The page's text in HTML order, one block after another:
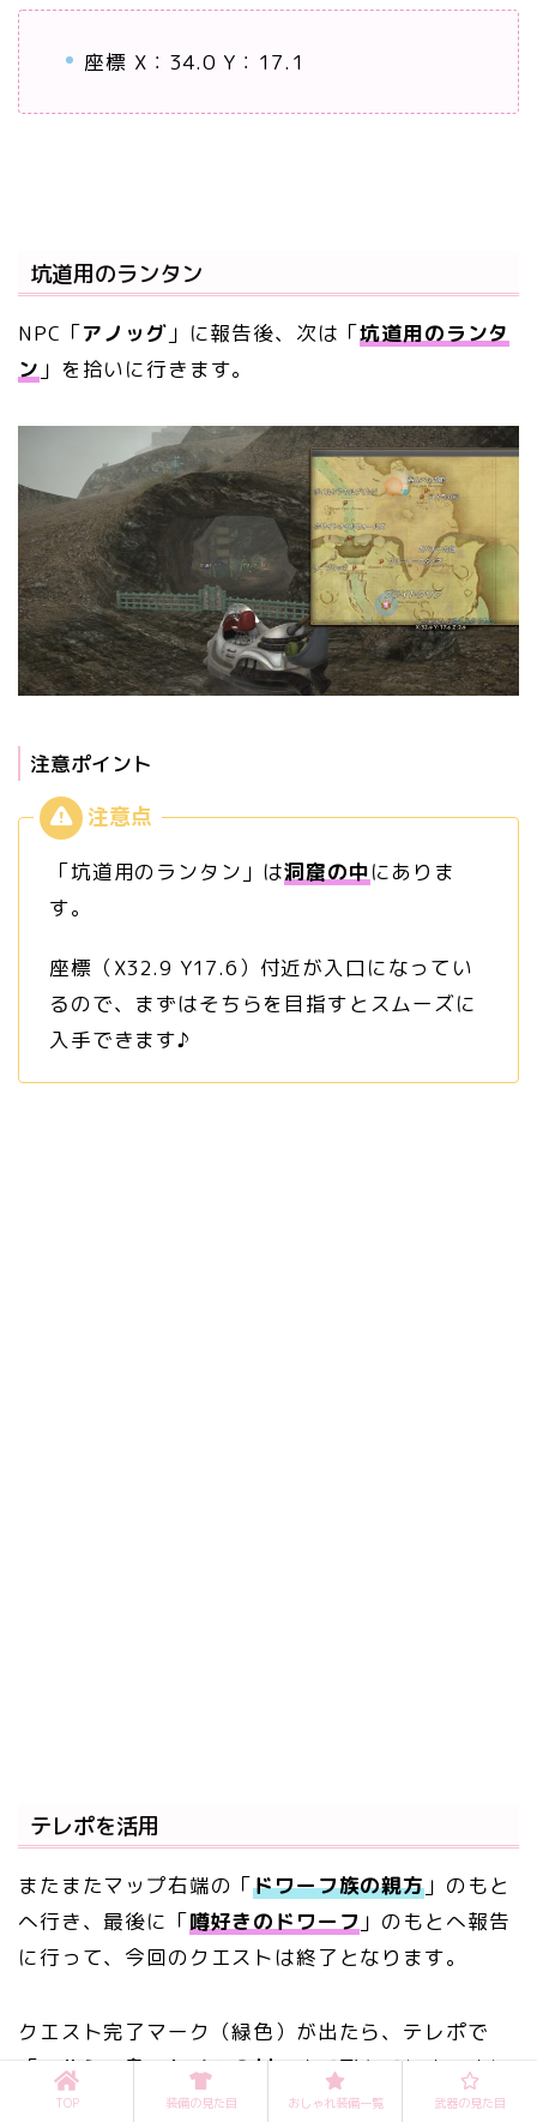
座標 X：34.0 Y：17.1
坑道用のランタン
NPC「アノッグ 」に報告後、次は「坑道用のランタ
ン 」を拾いに行きます。
注意ポイント
「坑道用のランタン」は洞窟の中にありま
す。
座標（X32.9 Y17.6）付近が入口になってい
るので、まずはそちらを目指すとスムーズに
入手できます♪
テレポを活用
またまたマップ右端の「ドワーフ族の親方」のもと
へ行き、最後に「噂好きのドワーフ 」のもとへ報告
に行って、今回のクエストは終了となります。
クエスト完了マーク（緑色）が出たら、テレポで
「 コルシア島：トメラの村 」まで飛んでしまいまし
ょう♪
TOP 装備の見た目 おしゃれ装備一覧 武器の見た目